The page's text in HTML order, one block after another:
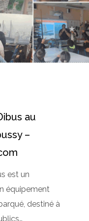
au
–
est un
équipement
destiné à